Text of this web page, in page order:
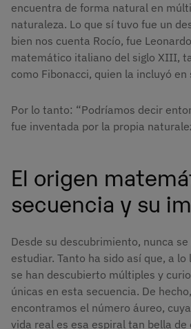
encuentra de forma natural en
naturaleza. Lo que sí tuvo fue un
bien nos cuenta Rocío, fue
matemático italiano del siglo XIII,
como Fibonacci, quien la incluyó en
Por lo tanto: “Podríamos decir
fue inventada por la propia
El origen
secuencia y su
Desde su descubrimiento, nunca
estudiar. Tanto ha sido así que, a
se han descubierto múltiples y
únicas en esta secuencia. De
encontramos el número áureo,
vida real es esa espiral tan bella de